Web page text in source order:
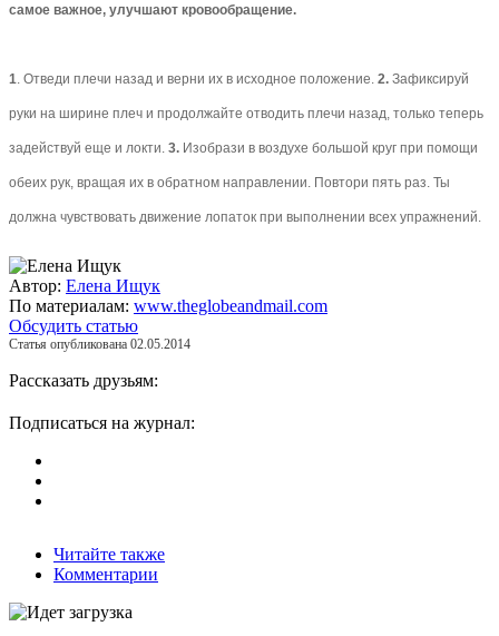
самое важное, улучшают кровообращение.
1 . Отведи плечи назад и верни их в исходное положение. 2. Зафиксируй
руки на ширине плеч и продолжайте отводить плечи назад, только теперь
задействуй еще и локти. 3. Изобрази в воздухе большой круг при помощи
обеих рук, вращая их в обратном направлении. Повтори пять раз. Ты
должна чувствовать движение лопаток при выполнении всех упражнений.
Автор: Елена Ищук
По материалам: www.theglobeandmail.com
Обсудить статью
Статья опубликована 02.05.2014
Рассказать друзьям:
Подписаться на журнал:
Читайте также
Комментарии